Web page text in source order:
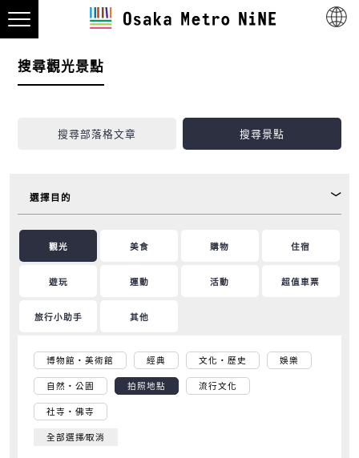
搜尋觀光景點
搜尋部落格文章 搜尋景點
選擇目的
觀光 美食 購物 住宿
遊玩 運動 活動 超值車票
旅行小助手 其他
博物館・美術館 經典 文化・歷史 娛樂
自然・公園 拍照地點 流行文化
社寺・佛寺
全部選擇∕取消